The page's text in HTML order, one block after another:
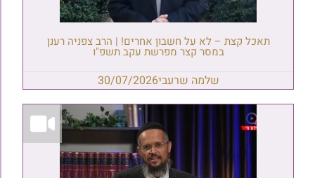
תאכל קצת – לא על חשבון אחרים! | הרב צפניה רענן
במסר קצר מפרשת עקב תשפ"ו
שלמה שרעבי30/07/2026